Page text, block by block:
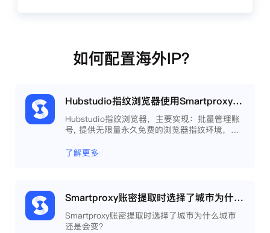
如何配置海外IP？
Hubstudio指纹浏览器使用Smartproxy教程
Hubstudio指纹浏览器，主要实现：批量管理账
号, 提供无限量永久免费的浏览器指纹环境，并
工作效率 。
了解更多
Smartproxy账密提取时选择了城市为什么城市还是会变？
Smartproxy账密提取时选择了城市为什么城市
还是会变？